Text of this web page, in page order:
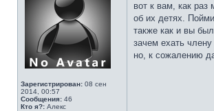
Зарегистрирован: 08 сен
2014, 00:57
Сообщения: 46
Кто я?: Алекс
вот к вам, как
об их детях.
также как и вы
зачем ехать
но, к сожалению